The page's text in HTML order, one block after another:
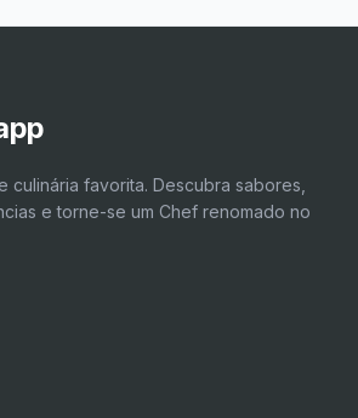
culinária favorita. Descubra sabores,
e torne-se um Chef renomado no